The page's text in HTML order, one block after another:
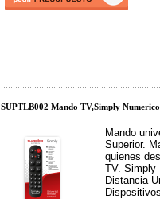
SUPTLB002 Mando TV,Simply
Mando
Superior.
quienes
TV. Simply
Distancia